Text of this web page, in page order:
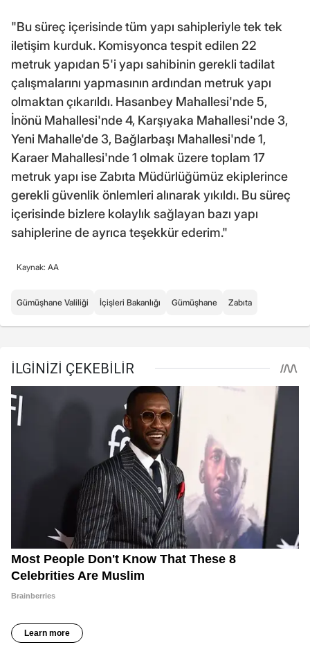
"Bu süreç içerisinde tüm yapı sahipleriyle tek tek
iletişim kurduk. Komisyonca tespit edilen 22
metruk yapıdan 5'i yapı sahibinin gerekli tadilat
çalışmalarını yapmasının ardından metruk yapı
olmaktan çıkarıldı. Hasanbey Mahallesi'nde 5,
İnönü Mahallesi'nde 4, Karşıyaka Mahallesi'nde 3,
Yeni Mahalle'de 3, Bağlarbaşı Mahallesi'nde 1,
Karaer Mahallesi'nde 1 olmak üzere toplam 17
metruk yapı ise Zabıta Müdürlüğümüz ekiplerince
gerekli güvenlik önlemleri alınarak yıkıldı. Bu süreç
içerisinde bizlere kolaylık sağlayan bazı yapı
sahiplerine de ayrıca teşekkür ederim."
Kaynak: AA
Gümüşhane Valiliği İçişleri Bakanlığı Gümüşhane Zabıta